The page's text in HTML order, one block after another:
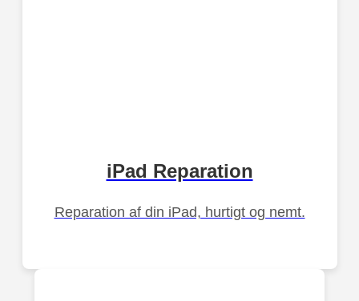
iPad Reparation
Reparation af din iPad, hurtigt og nemt.